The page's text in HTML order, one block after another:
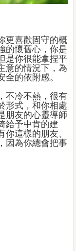
更喜歡固守的概
的懷舊心，你是
是你很能拿捏平
意的情況下，為
的依附感。
不冷不熱，很有
形式，和你相處
朋友的心靈導師
給予中肯的建
這樣的朋友、
因為你總會把事